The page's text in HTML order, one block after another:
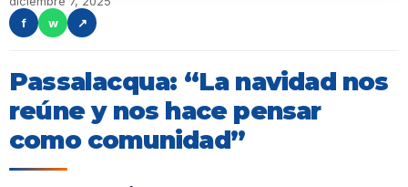
f
w ↗
Passalacqua: “La navidad nos
reúne y nos hace pensar
como comunidad”